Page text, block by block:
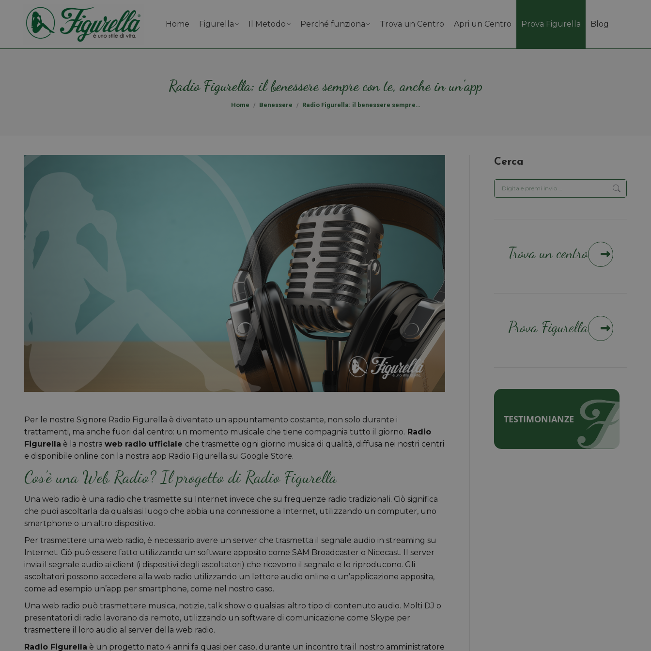
Home Figurella Il Metodo Perché funziona Trova un Centro Apri un Centro Prova Figurella Blog
Radio Figurella: il benessere sempre con te, anche in un’app
Tu sei qui:
Home Benessere Radio Figurella: il benessere sempre…
Per le nostre Signore Radio Figurella è diventato un appuntamento costante, non solo durante i
trattamenti, ma anche fuori dal centro: un momento musicale che tiene compagnia tutto il giorno. Radio
Figurella è la nostra web radio ufficiale che trasmette ogni giorno musica di qualità, diffusa nei nostri centri
e disponibile online con la nostra app Radio Figurella su Google Store.
Cos’è una Web Radio? Il progetto di Radio Figurella
Una web radio è una radio che trasmette su Internet invece che su frequenze radio tradizionali. Ciò significa
che puoi ascoltarla da qualsiasi luogo che abbia una connessione a Internet, utilizzando un computer, uno
smartphone o un altro dispositivo.
Per trasmettere una web radio, è necessario avere un server che trasmetta il segnale audio in streaming su
Internet. Ciò può essere fatto utilizzando un software apposito come SAM Broadcaster o Nicecast. Il server
invia il segnale audio ai client (i dispositivi degli ascoltatori) che ricevono il segnale e lo riproducono. Gli
ascoltatori possono accedere alla web radio utilizzando un lettore audio online o un’applicazione apposita,
come ad esempio un’app per smartphone, come nel nostro caso.
Una web radio può trasmettere musica, notizie, talk show o qualsiasi altro tipo di contenuto audio. Molti DJ o
presentatori di radio lavorano da remoto, utilizzando un software di comunicazione come Skype per
trasmettere il loro audio al server della web radio.
Radio Figurella è un progetto nato 4 anni fa quasi per caso, durante un incontro tra il nostro amministratore
Cerca
Cerca:
Trova un centro
Prova Figurella
TESTIMONIANZE